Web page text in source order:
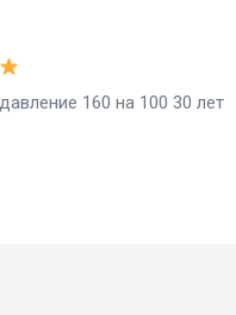
160 на 100 30 лет